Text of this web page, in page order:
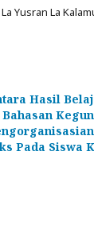
Yusran La
Hasil
Pada Siswa